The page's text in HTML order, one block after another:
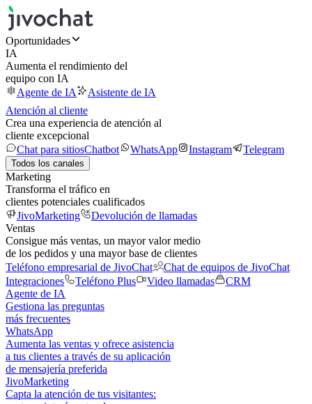
Oportunidades
IA
Aumenta el rendimiento del
equipo con IA
Agente de IA
Asistente de IA
Atención al cliente
Crea una experiencia de atención al
cliente excepcional
Chat para sitiosChatbot WhatsApp Instagram Telegram
Todos los canales
Marketing
Transforma el tráfico en
clientes potenciales cualificados
JivoMarketing
Devolución de llamadas
Ventas
Consigue más ventas, un mayor valor medio
de los pedidos y una mayor base de clientes
Teléfono empresarial de JivoChat
Chat de equipos de JivoChat
Integraciones
Teléfono Plus Video llamadas
CRM
Agente de IA
Gestiona las preguntas
más frecuentes
WhatsApp
Aumenta las ventas y ofrece asistencia
a tus clientes a través de su aplicación
de mensajería preferida
JivoMarketing
Capta la atención de tus visitantes: